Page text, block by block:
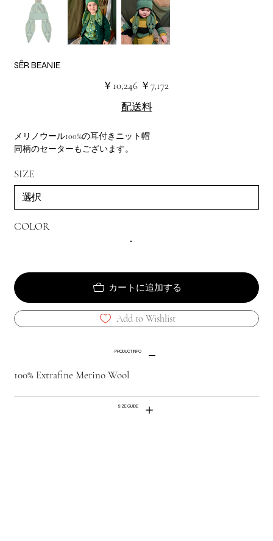
SÊR BEANIE
元
の
￥10,246
セ
ー
価
￥7,172
配送料
メリノウール100%の耳付きニット帽
同柄のセーターもございます。
SIZE
COLOR
カートに追加する
Add to Wishlist
PRODUCT INFO
100% Extrafine Merino Wool
SIZE GUIDE